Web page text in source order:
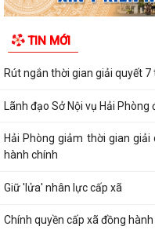
TIN MỚI
Rút ngắn thời gian giải quyết
Lãnh đạo Sở Nội vụ Hải
Hải Phòng giảm thời gian
hành chính
Giữ 'lửa' nhân lực cấp xã
Chính quyền cấp xã đồng